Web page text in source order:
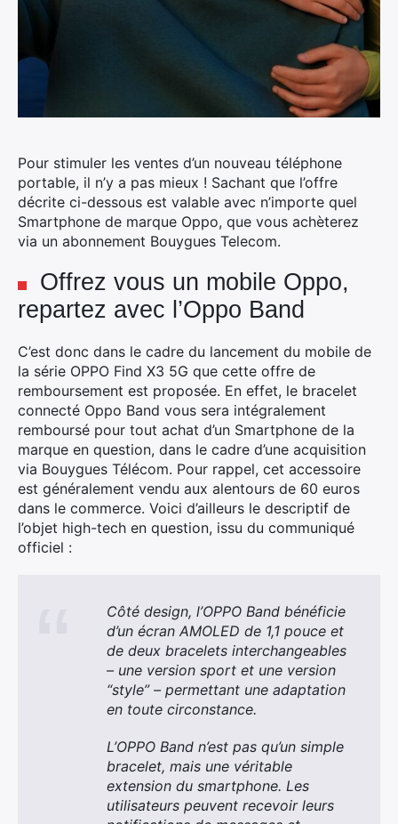
Pour stimuler les ventes d’un nouveau téléphone
portable, il n’y a pas mieux ! Sachant que l’offre
décrite ci-dessous est valable avec n’importe quel
Smartphone de marque Oppo, que vous achèterez
via un abonnement Bouygues Telecom.
Offrez vous un mobile Oppo,
repartez avec l’Oppo Band
C’est donc dans le cadre du lancement du mobile de
la série OPPO Find X3 5G que cette offre de
remboursement est proposée. En effet, le bracelet
connecté Oppo Band vous sera intégralement
remboursé pour tout achat d’un Smartphone de la
marque en question, dans le cadre d’une acquisition
via Bouygues Télécom. Pour rappel, cet accessoire
est généralement vendu aux alentours de 60 euros
dans le commerce. Voici d’ailleurs le descriptif de
l’objet high-tech en question, issu du communiqué
officiel :
Côté design, l’OPPO Band bénéficie
d’un écran AMOLED de 1,1 pouce et
de deux bracelets interchangeables
– une version sport et une version
“style” – permettant une adaptation
en toute circonstance.
L’OPPO Band n’est pas qu’un simple
bracelet, mais une véritable
extension du smartphone. Les
utilisateurs peuvent recevoir leurs